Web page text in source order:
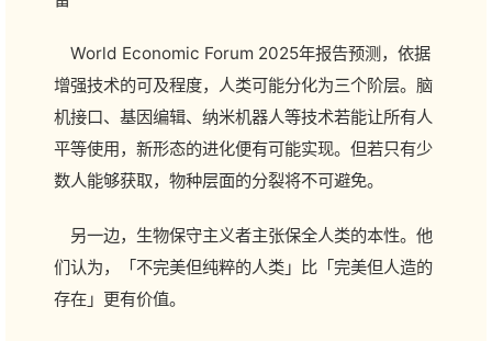
World Economic Forum 2025年报告预测，依据
增强技术的可及程度，人类可能分化为三个阶层。脑
机接口、基因编辑、纳米机器人等技术若能让所有人
平等使用，新形态的进化便有可能实现。但若只有少
数人能够获取，物种层面的分裂将不可避免。
另一边，生物保守主义者主张保全人类的本性。他
们认为，「不完美但纯粹的人类」比「完美但人造的
存在」更有价值。